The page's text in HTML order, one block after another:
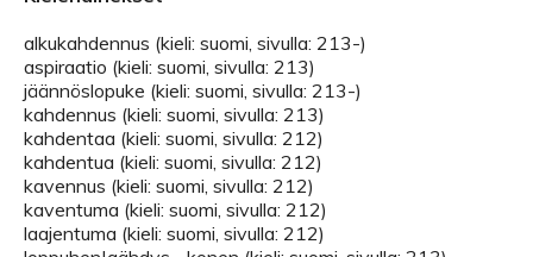
alkukahdennus (kieli: suomi, sivulla: 213-)
aspiraatio (kieli: suomi, sivulla: 213)
jäännöslopuke (kieli: suomi, sivulla: 213-)
kahdennus (kieli: suomi, sivulla: 213)
kahdentaa (kieli: suomi, sivulla: 212)
kahdentua (kieli: suomi, sivulla: 212)
kavennus (kieli: suomi, sivulla: 212)
kaventuma (kieli: suomi, sivulla: 212)
laajentuma (kieli: suomi, sivulla: 212)